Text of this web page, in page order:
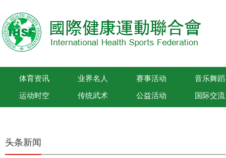
体育资讯 业界名人 赛事活动 音乐舞蹈
运动时空 传统武术 公益活动 国际交流
头条新闻